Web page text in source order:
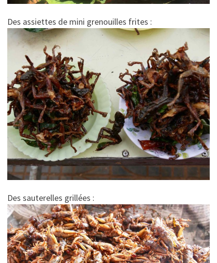
Des assiettes de mini grenouilles frites :
Des sauterelles grillées :